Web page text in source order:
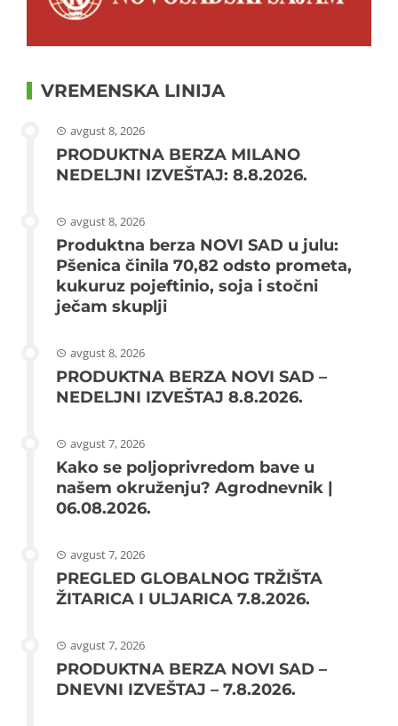
VREMENSKA LINIJA
avgust 8, 2026
PRODUKTNA BERZA MILANO
NEDELJNI IZVEŠTAJ: 8.8.2026.
avgust 8, 2026
Produktna berza NOVI SAD u julu:
Pšenica činila 70,82 odsto prometa,
kukuruz pojeftinio, soja i stočni
ječam skuplji
avgust 8, 2026
PRODUKTNA BERZA NOVI SAD –
NEDELJNI IZVEŠTAJ 8.8.2026.
avgust 7, 2026
Kako se poljoprivredom bave u
našem okruženju? Agrodnevnik |
06.08.2026.
avgust 7, 2026
PREGLED GLOBALNOG TRŽIŠTA
ŽITARICA I ULJARICA 7.8.2026.
avgust 7, 2026
PRODUKTNA BERZA NOVI SAD –
DNEVNI IZVEŠTAJ – 7.8.2026.